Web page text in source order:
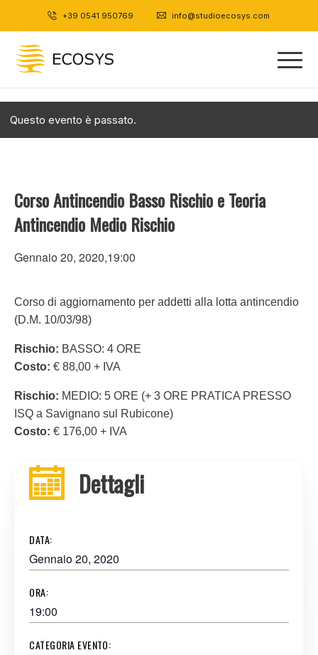
+39 0541 950769 info@studioecosys.com
Questo evento è passato.
Corso Antincendio Basso Rischio e Teoria
Antincendio Medio Rischio
Gennaio 20, 2020,19:00
Corso di aggiornamento per addetti alla lotta antincendio
(D.M. 10/03/98)
Rischio: BASSO: 4 ORE
Costo: € 88,00 + IVA
Rischio: MEDIO: 5 ORE (+ 3 ORE PRATICA PRESSO
ISQ a Savignano sul Rubicone)
Costo: € 176,00 + IVA
Dettagli
DATA:
Gennaio 20, 2020
ORA:
19:00
CATEGORIA EVENTO: